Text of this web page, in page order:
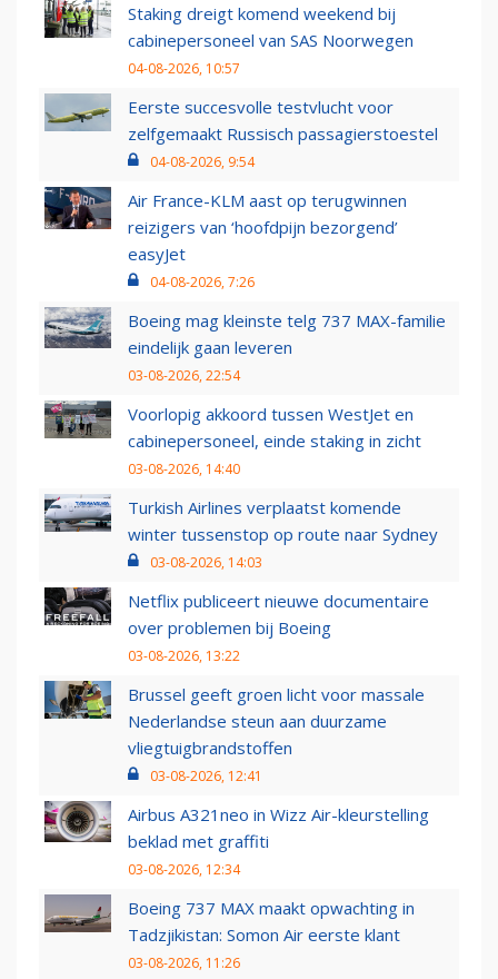
Staking dreigt komend weekend bij
cabinepersoneel van SAS Noorwegen
04-08-2026, 10:57
Eerste succesvolle testvlucht voor
zelfgemaakt Russisch passagierstoestel
04-08-2026, 9:54
Air France-KLM aast op terugwinnen
reizigers van ‘hoofdpijn bezorgend’
easyJet
04-08-2026, 7:26
Boeing mag kleinste telg 737 MAX-familie
eindelijk gaan leveren
03-08-2026, 22:54
Voorlopig akkoord tussen WestJet en
cabinepersoneel, einde staking in zicht
03-08-2026, 14:40
Turkish Airlines verplaatst komende
winter tussenstop op route naar Sydney
03-08-2026, 14:03
Netflix publiceert nieuwe documentaire
over problemen bij Boeing
03-08-2026, 13:22
Brussel geeft groen licht voor massale
Nederlandse steun aan duurzame
vliegtuigbrandstoffen
03-08-2026, 12:41
Airbus A321neo in Wizz Air-kleurstelling
beklad met graffiti
03-08-2026, 12:34
Boeing 737 MAX maakt opwachting in
Tadzjikistan: Somon Air eerste klant
03-08-2026, 11:26